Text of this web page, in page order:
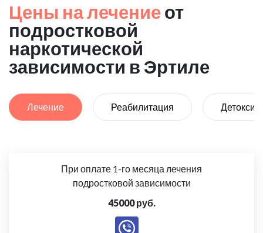
Цены на лечение от
подростковой
наркотической
зависимости в Эртиле
Лечение Реабилитация
При оплате 1-го месяца лечения
подростковой зависимости
45000 руб.